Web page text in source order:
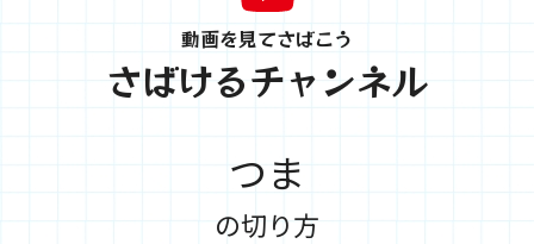
動画を見てさばこう
さばけるチャンネル
つま
の切り方